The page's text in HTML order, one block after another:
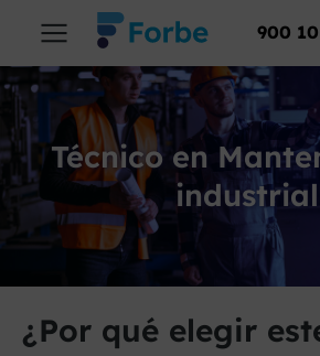
900
Técnico en
industrial
¿Por qué elegir